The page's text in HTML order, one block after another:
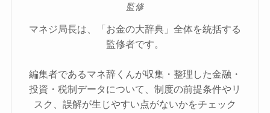
監修
マネジ局長は、「お金の大辞典」全体を統括する
監修者です。
編集者であるマネ辞くんが収集・整理した金融・
投資・税制データについて、制度の前提条件やリ
スク、誤解が生じやすい点がないかをチェック